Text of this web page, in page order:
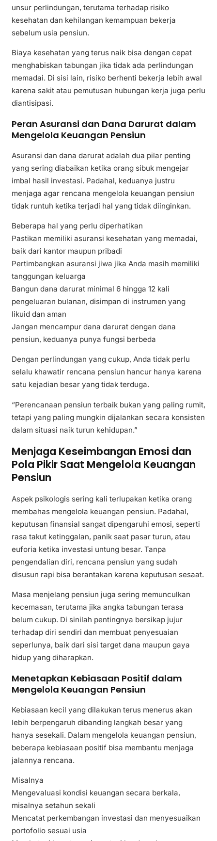
unsur perlindungan, terutama terhadap risiko
kesehatan dan kehilangan kemampuan bekerja
sebelum usia pensiun.
Biaya kesehatan yang terus naik bisa dengan cepat
menghabiskan tabungan jika tidak ada perlindungan
memadai. Di sisi lain, risiko berhenti bekerja lebih awal
karena sakit atau pemutusan hubungan kerja juga perlu
diantisipasi.
Peran Asuransi dan Dana Darurat dalam
Mengelola Keuangan Pensiun
Asuransi dan dana darurat adalah dua pilar penting
yang sering diabaikan ketika orang sibuk mengejar
imbal hasil investasi. Padahal, keduanya justru
menjaga agar rencana mengelola keuangan pensiun
tidak runtuh ketika terjadi hal yang tidak diinginkan.
Beberapa hal yang perlu diperhatikan
Pastikan memiliki asuransi kesehatan yang memadai,
baik dari kantor maupun pribadi
Pertimbangkan asuransi jiwa jika Anda masih memiliki
tanggungan keluarga
Bangun dana darurat minimal 6 hingga 12 kali
pengeluaran bulanan, disimpan di instrumen yang
likuid dan aman
Jangan mencampur dana darurat dengan dana
pensiun, keduanya punya fungsi berbeda
Dengan perlindungan yang cukup, Anda tidak perlu
selalu khawatir rencana pensiun hancur hanya karena
satu kejadian besar yang tidak terduga.
“Perencanaan pensiun terbaik bukan yang paling rumit,
tetapi yang paling mungkin dijalankan secara konsisten
dalam situasi naik turun kehidupan.”
Menjaga Keseimbangan Emosi dan
Pola Pikir Saat Mengelola Keuangan
Pensiun
Aspek psikologis sering kali terlupakan ketika orang
membahas mengelola keuangan pensiun. Padahal,
keputusan finansial sangat dipengaruhi emosi, seperti
rasa takut ketinggalan, panik saat pasar turun, atau
euforia ketika investasi untung besar. Tanpa
pengendalian diri, rencana pensiun yang sudah
disusun rapi bisa berantakan karena keputusan sesaat.
Masa menjelang pensiun juga sering memunculkan
kecemasan, terutama jika angka tabungan terasa
belum cukup. Di sinilah pentingnya bersikap jujur
terhadap diri sendiri dan membuat penyesuaian
seperlunya, baik dari sisi target dana maupun gaya
hidup yang diharapkan.
Menetapkan Kebiasaan Positif dalam
Mengelola Keuangan Pensiun
Kebiasaan kecil yang dilakukan terus menerus akan
lebih berpengaruh dibanding langkah besar yang
hanya sesekali. Dalam mengelola keuangan pensiun,
beberapa kebiasaan positif bisa membantu menjaga
jalannya rencana.
Misalnya
Mengevaluasi kondisi keuangan secara berkala,
misalnya setahun sekali
Mencatat perkembangan investasi dan menyesuaikan
portofolio sesuai usia